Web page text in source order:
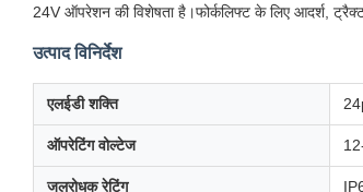
24V ऑपरेशन की विशेषता है।फोर्कलिफ्ट के लिए आदर्श,
उत्पाद विनिर्देश
एलईडी शक्ति
ऑपरेटिंग वोल्टेज
जलरोधक रेटिंग